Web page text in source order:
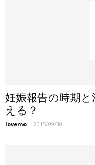
妊娠報告の時期
える？
lovemo - 2015/09/30